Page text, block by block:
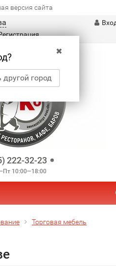
версия сайта
✖
город
222-32-23
10:00—18:00
Торговая мебель